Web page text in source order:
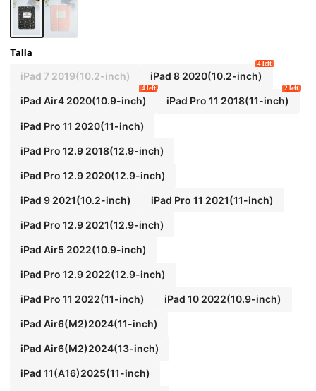
Talla
iPad 7 2019(10.2-inch) iPad 8 2020(10.2-inch)
4 left
iPad Air4 2020(10.9-inch)
4 left
iPad Pro 11 2018(11-inch)
2 left
iPad Pro 11 2020(11-inch)
iPad Pro 12.9 2018(12.9-inch)
iPad Pro 12.9 2020(12.9-inch)
iPad 9 2021(10.2-inch) iPad Pro 11 2021(11-inch)
iPad Pro 12.9 2021(12.9-inch)
iPad Air5 2022(10.9-inch)
iPad Pro 12.9 2022(12.9-inch)
iPad Pro 11 2022(11-inch) iPad 10 2022(10.9-inch)
iPad Air6(M2)2024(11-inch)
iPad Air6(M2)2024(13-inch)
iPad 11(A16)2025(11-inch)